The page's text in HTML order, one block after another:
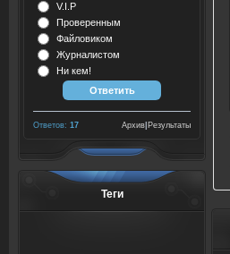
V.I.P
Проверенным
Файловиком
Журналистом
Ни кем!
Ответов: 17 Результаты
Архив
Теги